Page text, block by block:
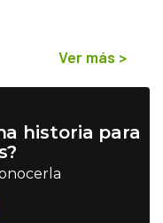
Ver más >
historia para